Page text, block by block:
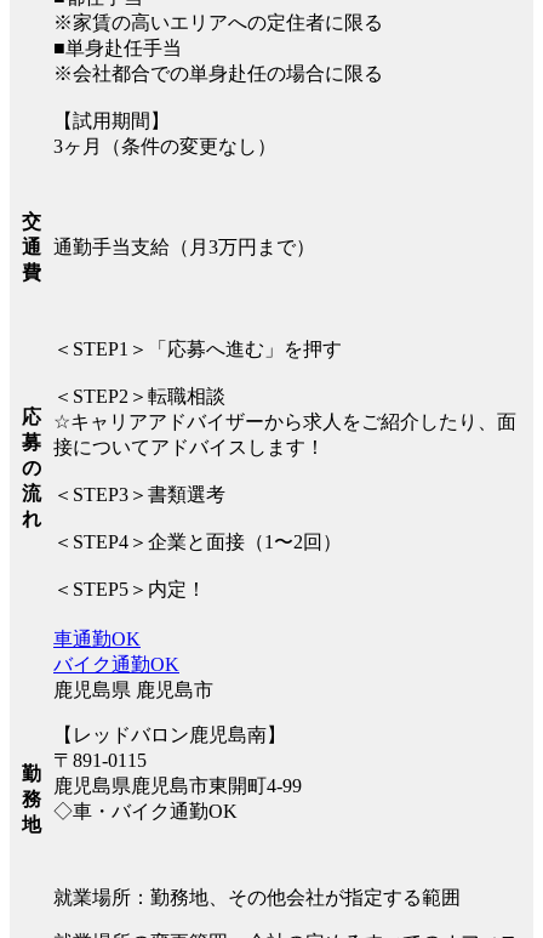
※家賃の高いエリアへの定住者に限る
■単身赴任手当
※会社都合での単身赴任の場合に限る
【試用期間】
3ヶ月（条件の変更なし）
交
通
費
通勤手当支給（月3万円まで）
応
募
の
流
れ
＜STEP1＞「応募へ進む」を押す
＜STEP2＞転職相談
☆キャリアアドバイザーから求人をご紹介したり、面
接についてアドバイスします！
＜STEP3＞書類選考
＜STEP4＞企業と面接（1〜2回）
＜STEP5＞内定！
勤
務
地
車通勤OK
バイク通勤OK
鹿児島県 鹿児島市
【レッドバロン鹿児島南】
〒891-0115
鹿児島県鹿児島市東開町4-99
◇車・バイク通勤OK
就業場所：勤務地、その他会社が指定する範囲